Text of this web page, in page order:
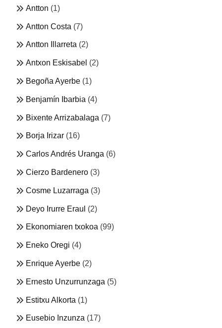
Antton (1)
Antton Costa (7)
Antton Illarreta (2)
Antxon Eskisabel (2)
Begoña Ayerbe (1)
Benjamín Ibarbia (4)
Bixente Arrizabalaga (7)
Borja Irizar (16)
Carlos Andrés Uranga (6)
Cierzo Bardenero (3)
Cosme Luzarraga (3)
Deyo Irurre Eraul (2)
Ekonomiaren txokoa (99)
Eneko Oregi (4)
Enrique Ayerbe (2)
Ernesto Unzurrunzaga (5)
Estitxu Alkorta (1)
Eusebio Inzunza (17)